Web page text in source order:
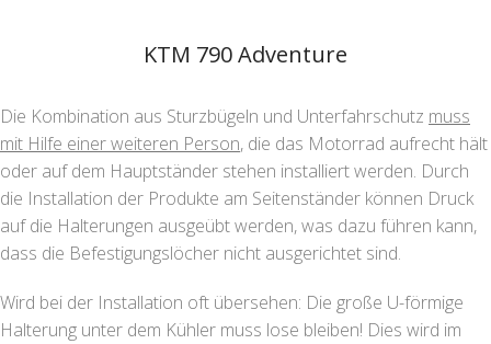
KTM 790 Adventure
Die Kombination aus Sturzbügeln und Unterfahrschutz muss
mit Hilfe einer weiteren Person, die das Motorrad aufrecht hält
oder auf dem Hauptständer stehen installiert werden. Durch
die Installation der Produkte am Seitenständer können Druck
auf die Halterungen ausgeübt werden, was dazu führen kann,
dass die Befestigungslöcher nicht ausgerichtet sind.
Wird bei der Installation oft übersehen: Die große U-förmige
Halterung unter dem Kühler muss lose bleiben! Dies wird im